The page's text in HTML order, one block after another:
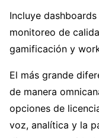
Incluye
monitoreo de
gamificación y
El más grande
de manera
opciones de
voz, analítica y la